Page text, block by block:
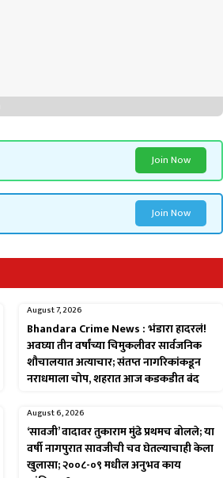
Join Now
Join Now
August 7, 2026
Bhandara Crime News : भंडारा हादरलं!
अवघ्या तीन वर्षांच्या चिमुकलीवर सार्वजनिक
शौचालयात अत्याचार; संतप्त नागरिकांकडून
नराधमाला चोप, शहरात आज कडकडीत बंद
August 6, 2026
‘सावजी’ वादावर तुकाराम मुंढे प्रथमच बोलले; या
वर्षी नागपुरात सावजीची चव घेतल्याचाही केला
खुलासा; २००८-०९ मधील अनुभव काय